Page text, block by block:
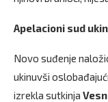
Apelacioni sud
Novo suđenje
ukinuvši
izrekla sutkinja